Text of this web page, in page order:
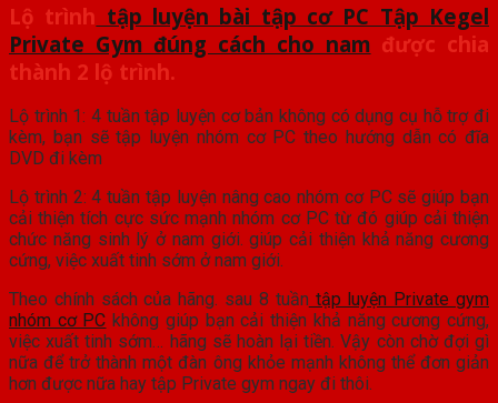
Lộ trình tập luyện bài tập cơ PC Tập Kegel
Private Gym đúng cách cho nam được chia
thành 2 lộ trình.
Lộ trình 1: 4 tuần tập luyện cơ bản không có dụng cụ hỗ trợ đi
kèm, bạn sẽ tập luyện nhóm cơ PC theo hướng dẫn có đĩa
DVD đi kèm
Lộ trình 2: 4 tuần tập luyện nâng cao nhóm cơ PC sẽ giúp bạn
cải thiện tích cực sức mạnh nhóm cơ PC từ đó giúp cải thiện
chức năng sinh lý ở nam giới. giúp cải thiện khả năng cương
cứng, việc xuất tinh sớm ở nam giới.
Theo chính sách của hãng. sau 8 tuần tập luyện Private gym
nhóm cơ PC không giúp bạn cải thiện khả năng cương cứng,
việc xuất tinh sớm… hãng sẽ hoàn lại tiền. Vậy còn chờ đợi gì
nữa để trở thành một đàn ông khỏe mạnh không thể đơn giản
hơn được nữa hay tập Private gym ngay đi thôi.